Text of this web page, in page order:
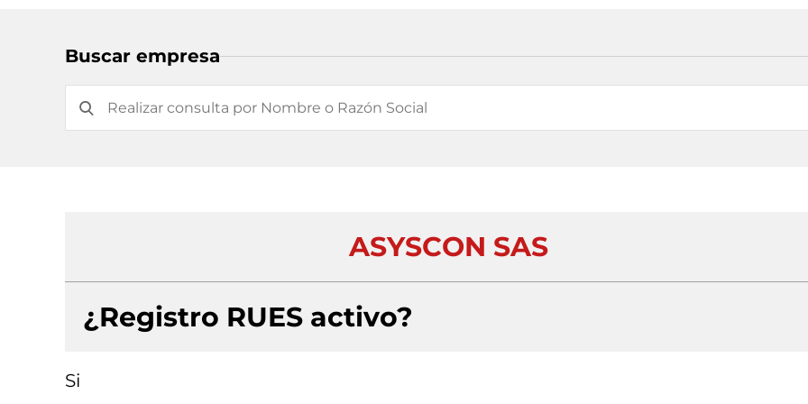
Buscar empresa
ASYSCON SAS
¿Registro RUES activo?
Si